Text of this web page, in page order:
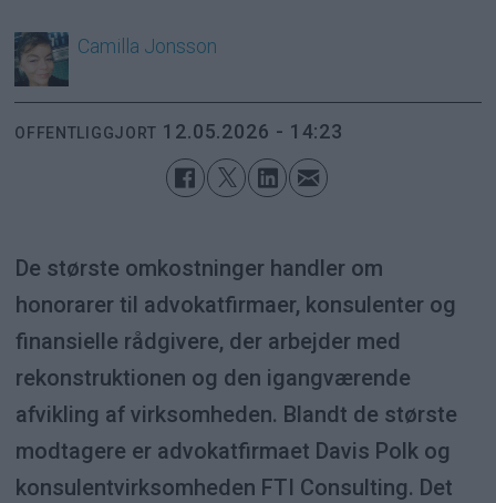
Camilla Jonsson
OFFENTLIGGJORT 12.05.2026 - 14:23
De største omkostninger handler om
honorarer til advokatfirmaer, konsulenter og
finansielle rådgivere, der arbejder med
rekonstruktionen og den igangværende
afvikling af virksomheden. Blandt de største
modtagere er advokatfirmaet Davis Polk og
konsulentvirksomheden FTI Consulting. Det